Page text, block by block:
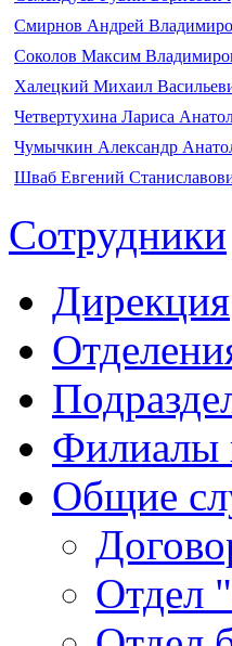
Смирнов Андрей
Соколов Максим
Халецкий Михаил
Четвертухина Лариса
Чумычкин Александр
Шваб Евгений
Сотрудники
Дирекция
Филиалы
Общие
Отдел